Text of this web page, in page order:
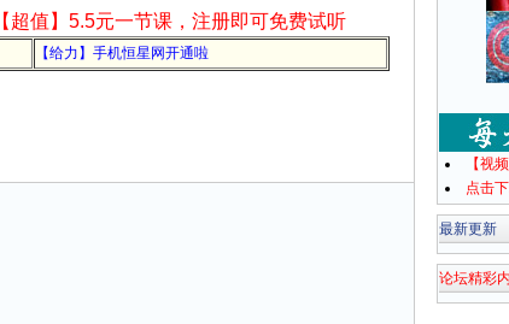
【超值】5.5元一节课，注册即可免费试听
【给力】手机恒星网开通啦
【视
点击
最新更新
论坛精彩